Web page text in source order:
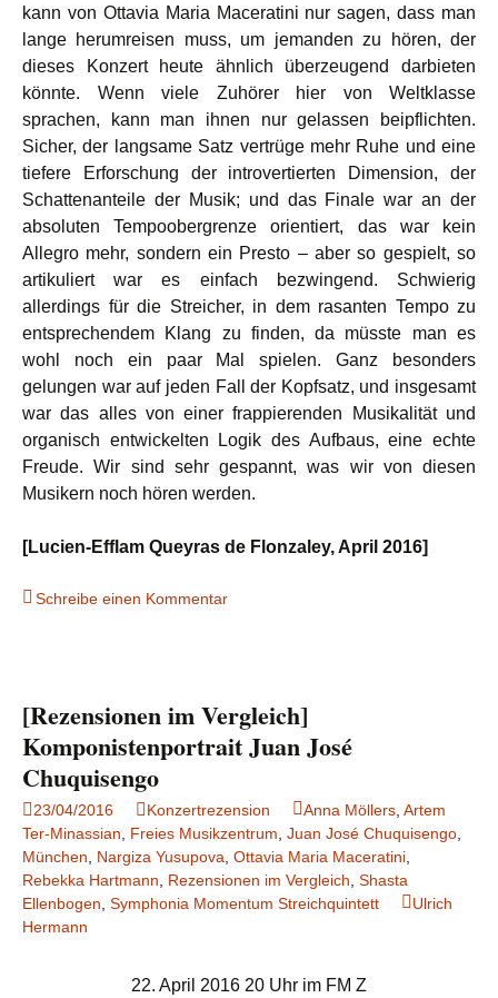
kann von Ottavia Maria Maceratini nur sagen, dass man
lange herumreisen muss, um jemanden zu hören, der
dieses Konzert heute ähnlich überzeugend darbieten
könnte. Wenn viele Zuhörer hier von Weltklasse
sprachen, kann man ihnen nur gelassen beipflichten.
Sicher, der langsame Satz vertrüge mehr Ruhe und eine
tiefere Erforschung der introvertierten Dimension, der
Schattenanteile der Musik; und das Finale war an der
absoluten Tempoobergrenze orientiert, das war kein
Allegro mehr, sondern ein Presto – aber so gespielt, so
artikuliert war es einfach bezwingend. Schwierig
allerdings für die Streicher, in dem rasanten Tempo zu
entsprechendem Klang zu finden, da müsste man es
wohl noch ein paar Mal spielen. Ganz besonders
gelungen war auf jeden Fall der Kopfsatz, und insgesamt
war das alles von einer frappierenden Musikalität und
organisch entwickelten Logik des Aufbaus, eine echte
Freude. Wir sind sehr gespannt, was wir von diesen
Musikern noch hören werden.
[Lucien-Efflam Queyras de Flonzaley, April 2016]
Schreibe einen Kommentar
[Rezensionen im Vergleich]
Komponistenportrait Juan José
Chuquisengo
23/04/2016 Konzertrezension Anna Möllers Artem
Ter-Minassian
Freies Musikzentrum Juan José Chuquisengo
München
Nargiza Yusupova Ottavia Maria Maceratini
Rebekka Hartmann
Rezensionen im Vergleich Shasta
Ellenbogen Symphonia Momentum Streichquintett
Ulrich
Hermann
22. April 2016 20 Uhr im FM Z